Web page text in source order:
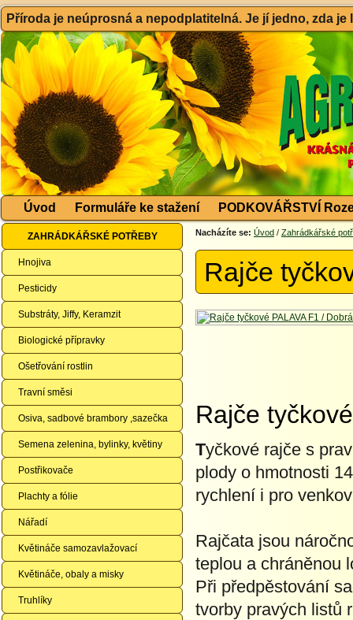
Příroda je neúprosná a nepodplatitelná. Je jí jedno, zda
Úvod Formuláře ke stažení PODKOVÁŘSTVÍ
ZAHRÁDKÁŘSKÉ POTŘEBY
Hnojiva
Pesticidy
Substráty, Jiffy, Keramzit
Biologické přípravky
Ošetřování rostlin
Travní směsi
Osiva, sadbové brambory ,sazečka
Semena zelenina, bylinky, květiny
Postřikovače
Plachty a fólie
Nářadí
Květináče samozavlažovací
Květináče, obaly a misky
Truhlíky
Nacházíte se: Úvod / Zahrádkářské
Rajče
Rajče
Tyčkové rajče s
plody o hmotnosti
rychlení i pro
Rajčata jsou
teplou a chráněnou
Při předpěstování
tvorby pravých listů